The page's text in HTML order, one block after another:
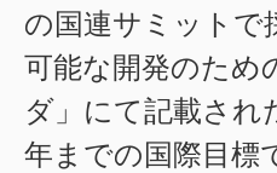
の国連サミットで
可能な開発のため
ダ」にて記載され
年までの国際目標